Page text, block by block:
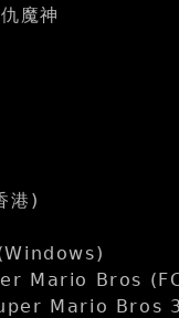
魔神
港)
Mario Bros
Mario Bros